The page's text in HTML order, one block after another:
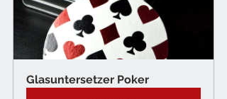
Glasuntersetzer Poker